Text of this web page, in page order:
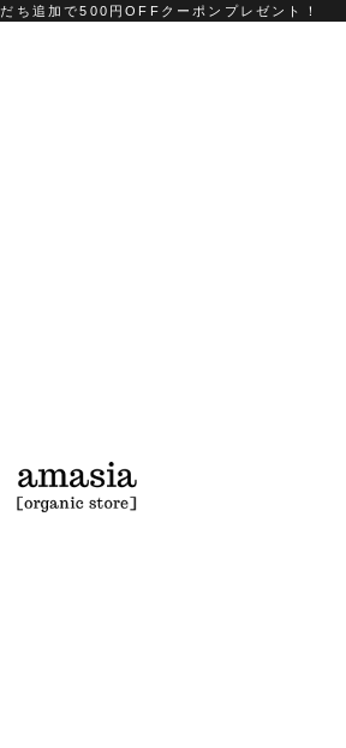
ち追加で500円OFFクーポンプレゼント！
amasia organic store